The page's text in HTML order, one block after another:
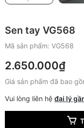
Sen tay VG568
Mã sản phẩm: VG568
2.650.000₫
Giá sản phẩm đã bao
Vui lòng liên hệ đại lý